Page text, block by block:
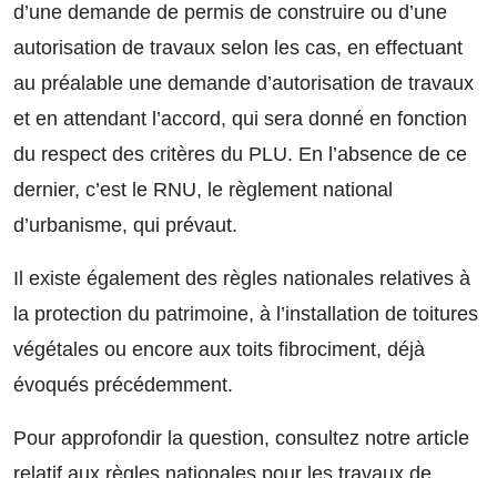
d’une demande de permis de construire ou d’une
autorisation de travaux selon les cas, en effectuant
au préalable une demande d’autorisation de travaux
et en attendant l’accord, qui sera donné en fonction
du respect des critères du PLU. En l’absence de ce
dernier, c’est le RNU, le règlement national
d’urbanisme, qui prévaut.
Il existe également des règles nationales relatives à
la protection du patrimoine, à l’installation de toitures
végétales ou encore aux toits fibrociment, déjà
évoqués précédemment.
Pour approfondir la question, consultez notre article
relatif aux règles nationales pour les travaux de